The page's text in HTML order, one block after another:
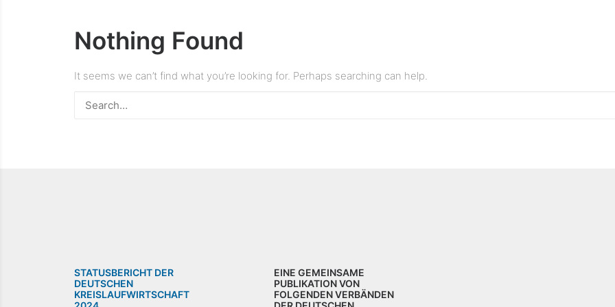
Nothing Found
It seems we can’t find what you’re looking for. Perhaps searching can help.
STATUSBERICHT DER
DEUTSCHEN
KREISLAUFWIRTSCHAFT
EINE GEMEINSAME
PUBLIKATION VON
FOLGENDEN VERBÄNDEN